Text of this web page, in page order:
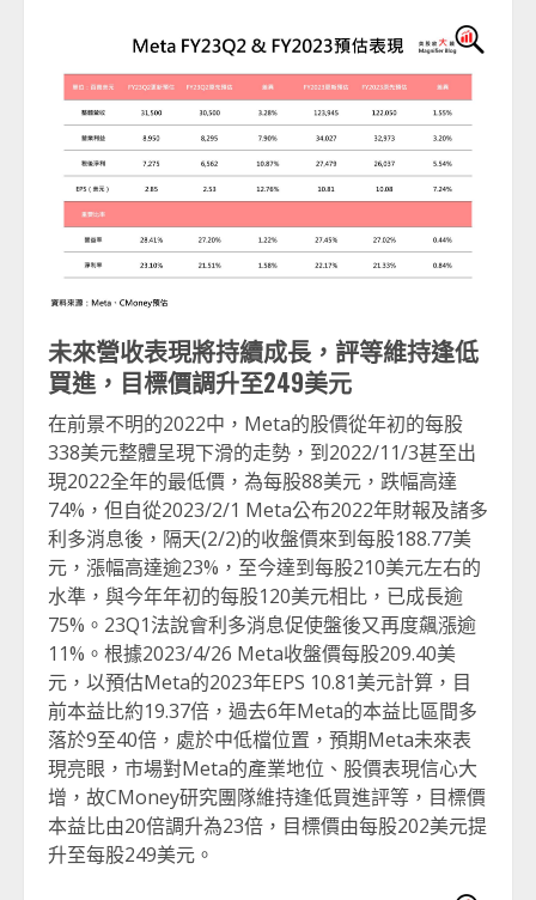
未來營收表現將持續成長，評等維持逢低
買進，目標價調升至249美元
在前景不明的2022中，Meta的股價從年初的每股
338美元整體呈現下滑的走勢，到2022/11/3甚至出
現2022全年的最低價，為每股88美元，跌幅高達
74%，但自從2023/2/1 Meta公布2022年財報及諸多
利多消息後，隔天(2/2)的收盤價來到每股188.77美
元，漲幅高達逾23%，至今達到每股210美元左右的
水準，與今年年初的每股120美元相比，已成長逾
75%。23Q1法說會利多消息促使盤後又再度飆漲逾
11%。根據2023/4/26 Meta收盤價每股209.40美
元，以預估Meta的2023年EPS 10.81美元計算，目
前本益比約19.37倍，過去6年Meta的本益比區間多
落於9至40倍，處於中低檔位置，預期Meta未來表
現亮眼，市場對Meta的產業地位、股價表現信心大
增，故CMoney研究團隊維持逢低買進評等，目標價
本益比由20倍調升為23倍，目標價由每股202美元提
升至每股249美元。